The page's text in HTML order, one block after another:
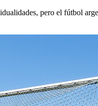
pero el fútbol